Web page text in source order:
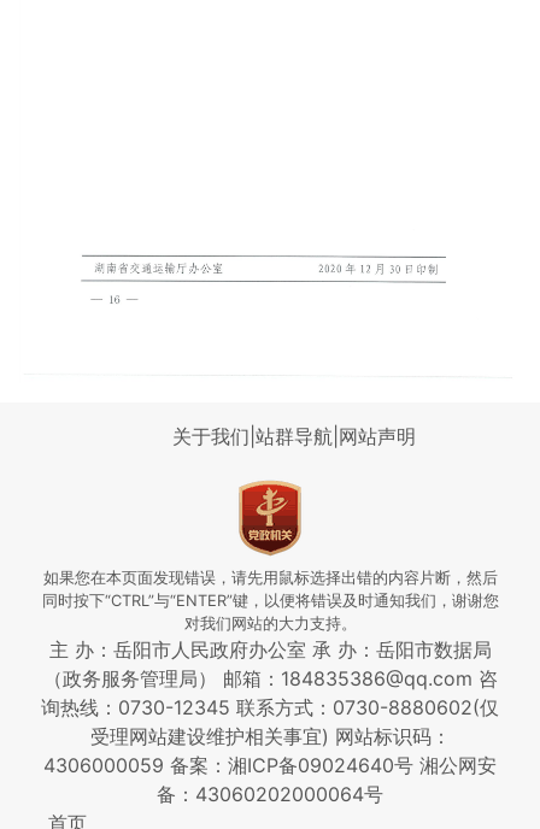
关于我们 站群导航 网站声明
如果您在本页面发现错误，请先用鼠标选择出错的内容片断，然后
同时按下“CTRL”与“ENTER”键，以便将错误及时通知我们，谢谢您
对我们网站的大力支持。
主 办：岳阳市人民政府办公室 承 办：岳阳市数据局
（政务服务管理局） 邮箱：184835386@qq.com 咨
询热线：0730-12345 联系方式：0730-8880602(仅
受理网站建设维护相关事宜) 网站标识码：
4306000059 备案：湘ICP备09024640号 湘公网安
备：43060202000064号
首页